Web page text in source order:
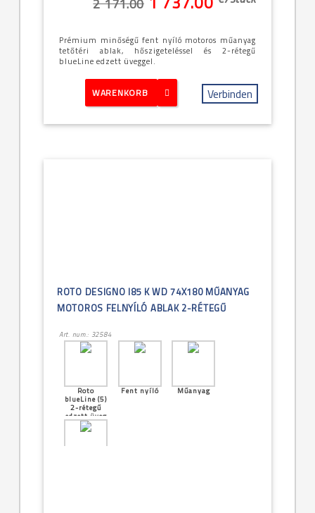
2 171.00
Prémium minőségű fent nyíló motoros műanyag
tetőtéri ablak, hőszigeteléssel és 2-rétegű
blueLine edzett üveggel.
WARENKORB Verbinden
ROTO DESIGNO I85 K WD 74X180 MŰANYAG
MOTOROS FELNYÍLÓ ABLAK 2-RÉTEGŰ
Art. num.: 32584
Roto
blueLine (5)
2-rétegű
edzett üveg
Fent nyíló Műanyag